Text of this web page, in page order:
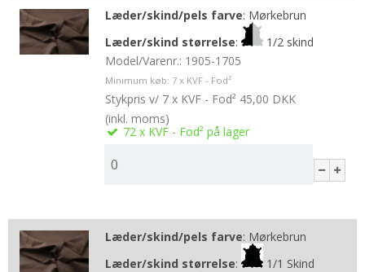
Læder/skind/pels farve: Mørkebrun
Læder/skind størrelse:
1/2 skind
Model/Varenr.: 1905-1705
Minimum køb: 7 x KVF - Fod²
Stykpris v/ 7 x KVF - Fod² 45,00 DKK
(inkl. moms)
72 x KVF - Fod² på lager
Læder/skind/pels farve: Mørkebrun
Læder/skind størrelse:
1/1 Skind